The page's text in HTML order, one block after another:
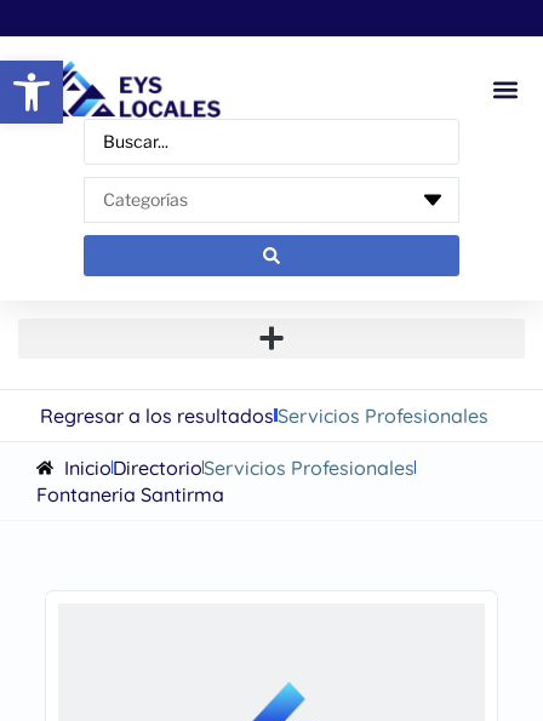
Abrir barra de herramientas
Regresar a los resultadosServicios Profesionales
InicioDirectorioServicios Profesionales
Fontaneria Santirma